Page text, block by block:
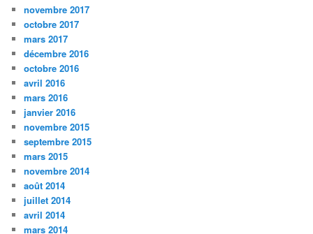
novembre 2017
octobre 2017
mars 2017
décembre 2016
octobre 2016
avril 2016
mars 2016
janvier 2016
novembre 2015
septembre 2015
mars 2015
novembre 2014
août 2014
juillet 2014
avril 2014
mars 2014